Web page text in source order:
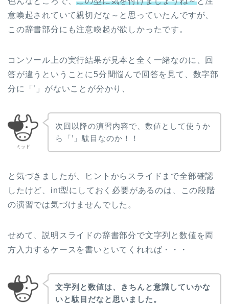
意喚起されていて親切だな～と思っていたんですが、
この辞書部分にも注意喚起が欲しかったです。
コンソール上の実行結果が見本と全く一緒なのに、回
答が違うということに5分間悩んで回答を見て、数字部
分に「’」がないことが分かり、
ミッド
次回以降の演習内容で、数値として使うか
ら「’」駄目なのか！！
と気づきましたが、ヒントからスライドまで全部確認
したけど、int型にしておく必要があるのは、この段階
の演習では気づけませんでした。
せめて、説明スライドの辞書部分で文字列と数値を両
方入力するケースを書いといてくれれば・・・
文字列と数値は、きちんと意識していかな
いと駄目だなと思いました。